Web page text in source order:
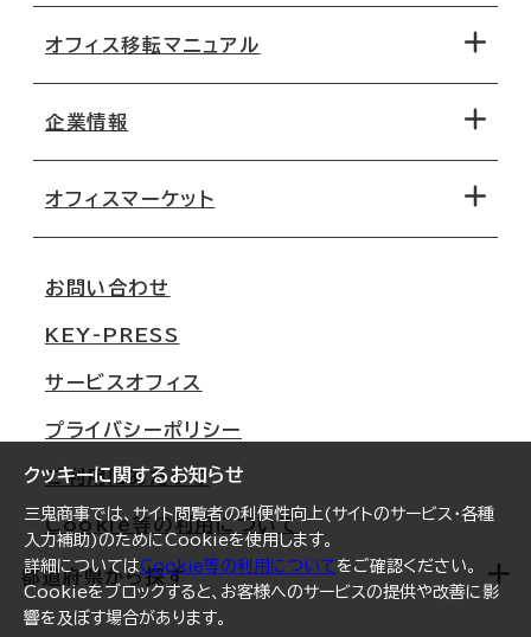
クッキーに関するお知らせ
三鬼商事では、サイト閲覧者の利便性向上(サイトのサービス・各種
入力補助)のためにCookieを使用します。
詳細についてはCookie等の利用についてをご確認ください。
Cookieをブロックすると、お客様へのサービスの提供や改善に影
響を及ぼす場合があります。
地図から探す
路線・駅から探す
オフィス移転マニュアル
移転コストシミュレーション
移転スケジュール
オフィス移転Q&A
企業情報
オフィスマーケット
大阪
名古屋
札幌
仙台
横浜
福岡
オフィスリポート
お問い合わせ
KEY-PRESS
サービスオフィス
プライバシーポリシー
ご利用にあたって
Cookie等の利用について
都道府県から探す